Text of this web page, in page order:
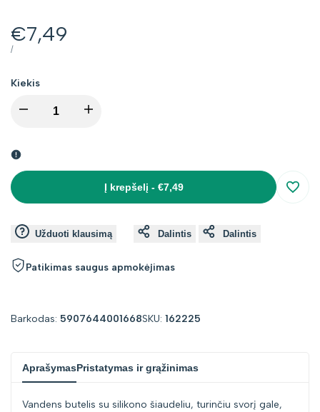
Kaina
su
nuolaida
€7,49
VIENETO
/PER
Kiekis
I18n
Missing
value
"product"
kiekį
prekei
I18n
"product"
kiekį
prekei
Į krepšelį - €7,49
Užduoti klausimą Dalintis Dalintis
Patikimas saugus apmokėjimas
Barkodas: 5907644001668SKU: 162225
AprašymasPristatymas ir grąžinimas
Vandens butelis su silikono šiaudeliu, turinčiu svorį gale,